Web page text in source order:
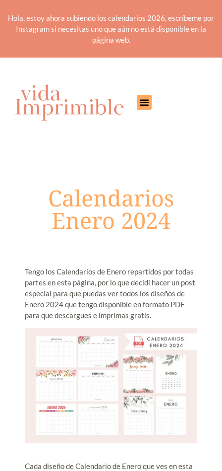
Hola, estoy ahora subiendo los calendarios 2026, escríbeme por
Instagram si necesitas uno que aún no está disponible en la
página web.
Calendarios
Enero 2024
Tengo los Calendarios de Enero repartidos por todas
partes en esta página, por lo que decidí hacer un post
especial para que puedas ver todos los diseños de
Enero 2024 que tengo disponible en formato PDF
para que descargues e imprimas gratis.
Cada diseño de Calendario de Enero que ves en esta